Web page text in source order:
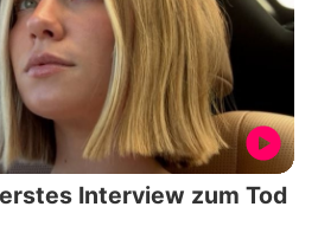
Interview zum Tod